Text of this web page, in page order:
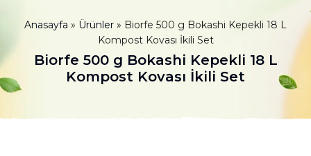
Anasayfa » Ürünler » Biorfe 500 g Bokashi Kepekli 18 L
Kompost Kovası İkili Set
Biorfe 500 g Bokashi Kepekli 18 L
Kompost Kovası İkili Set